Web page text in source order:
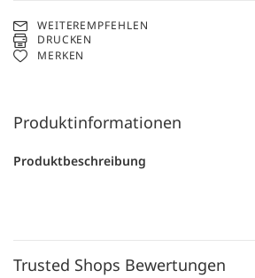
WEITEREMPFEHLEN
DRUCKEN
MERKEN
Produktinformationen
Produktbeschreibung
Trusted Shops Bewertungen